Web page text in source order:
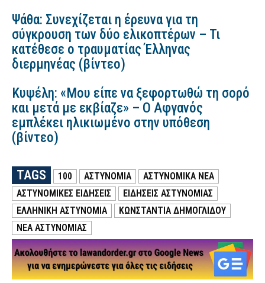
Ψάθα: Συνεχίζεται η έρευνα για τη
σύγκρουση των δύο ελικοπτέρων – Τι
κατέθεσε ο τραυματίας Έλληνας
διερμηνέας (βίντεο)
Κυψέλη: «Μου είπε να ξεφορτωθώ τη σορό
και μετά με εκβίαζε» – Ο Αφγανός
εμπλέκει ηλικιωμένο στην υπόθεση
(βίντεο)
TAGS 100 ΑΣΤΥΝΟΜΙΑ
ΑΣΤΥΝΟΜΙΚΑ ΝΕΑ
ΑΣΤΥΝΟΜΙΚΕΣ ΕΙΔΗΣΕΙΣ
ΕΙΔΗΣΕΙΣ ΑΣΤΥΝΟΜΙΑΣ
ΕΛΛΗΝΙΚΗ ΑΣΤΥΝΟΜΙΑ
ΚΩΝΣΤΑΝΤΊΑ ΔΗΜΟΓΛΊΔΟΥ
ΝΕΑ ΑΣΤΥΝΟΜΙΑΣ